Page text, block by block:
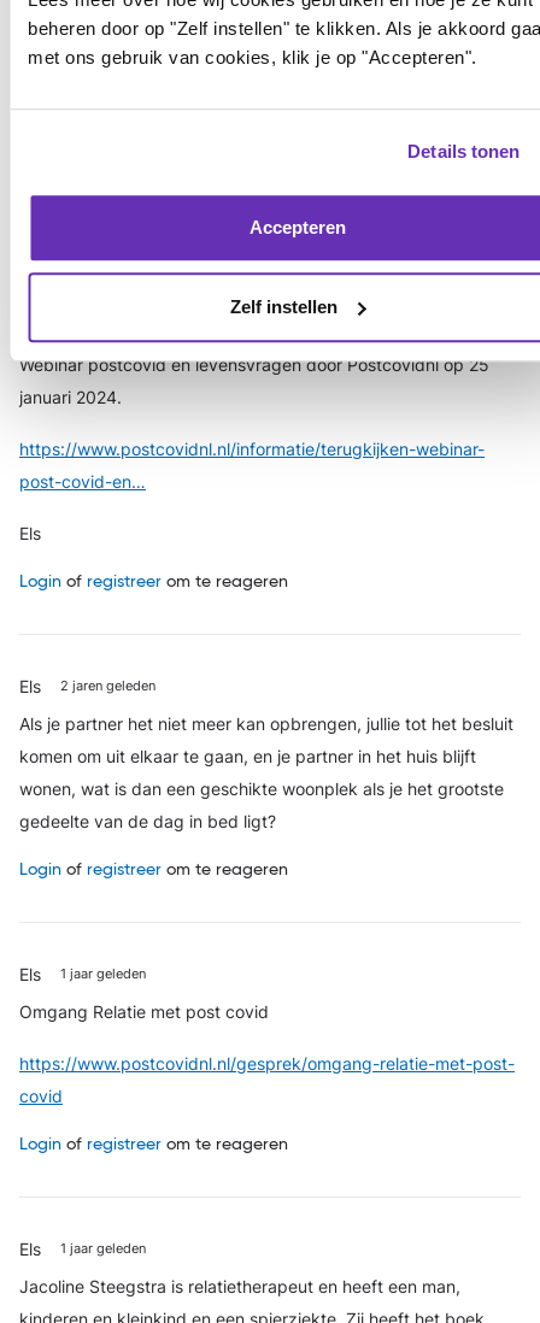
beheren door op "Zelf instellen" te klikken. Als je akkoord
met ons gebruik van cookies, klik je op "Accepteren".
Details tonen
Accepteren
Zelf instellen
Els 3 jaren geleden
Webinar intimiteit en seksualiteit door MantelzorgNL op 16 mei
Sprekers: Wieke Hengeveld | MantelzorgNL en Henk Elzevier |
Sick & Sex
https://www.mantelzorg.nl/webinar-seksualiteit-en-intimiteit
Webinar postcovid en levensvragen door Postcovidnl op 25
januari 2024.
https://www.postcovidnl.nl/informatie/terugkijken-webinar-
post-covid-en…
Els
Login of registreer om te reageren
Els 2 jaren geleden
Als je partner het niet meer kan opbrengen, jullie tot het besluit
komen om uit elkaar te gaan, en je partner in het huis blijft
wonen, wat is dan een geschikte woonplek als je het grootste
gedeelte van de dag in bed ligt?
Login of registreer om te reageren
Els 1 jaar geleden
Omgang Relatie met post covid
https://www.postcovidnl.nl/gesprek/omgang-relatie-met-post-
covid
Login of registreer om te reageren
Els 1 jaar geleden
Jacoline Steegstra is relatietherapeut en heeft een man,